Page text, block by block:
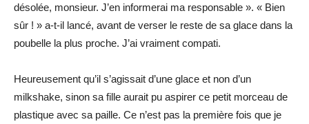
désolée, monsieur. J’en informerai ma responsable ». « Bien
sûr ! » a-t-il lancé, avant de verser le reste de sa glace dans la
poubelle la plus proche. J’ai vraiment compati.
Heureusement qu’il s’agissait d’une glace et non d’un
milkshake, sinon sa fille aurait pu aspirer ce petit morceau de
plastique avec sa paille. Ce n’est pas la première fois que je